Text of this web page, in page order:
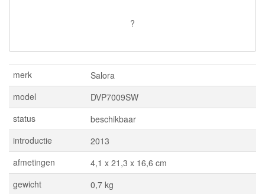
?
merk
Salora
model
DVP7009SW
status
beschikbaar
introductie
2013
afmetingen
4,1 x 21,3 x 16,6 cm
gewicht
0,7 kg